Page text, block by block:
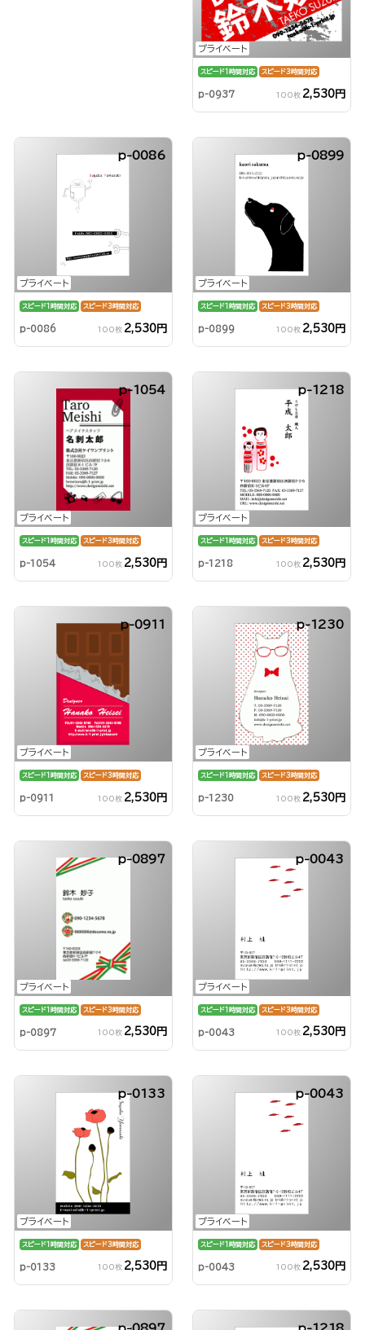
プライベート
スピード1時間対応 スピード3時間対応
p-0937 100枚 2,530円
プライベート
p-0086
スピード1時間対応 スピード3時間対応
p-0086 100枚 2,530円
プライベート
p-0899
スピード1時間対応 スピード3時間対応
p-0899 100枚 2,530円
プライベート
p-1054
スピード1時間対応 スピード3時間対応
p-1054 100枚 2,530円
プライベート
p-1218
スピード1時間対応 スピード3時間対応
p-1218 100枚 2,530円
プライベート
p-0911
スピード1時間対応 スピード3時間対応
p-0911 100枚 2,530円
プライベート
p-1230
スピード1時間対応 スピード3時間対応
p-1230 100枚 2,530円
プライベート
p-0897
スピード1時間対応 スピード3時間対応
p-0897 100枚 2,530円
プライベート
p-0043
スピード1時間対応 スピード3時間対応
p-0043 100枚 2,530円
プライベート
p-0133
スピード1時間対応 スピード3時間対応
p-0133 100枚 2,530円
プライベート
p-0043
スピード1時間対応 スピード3時間対応
p-0043 100枚 2,530円